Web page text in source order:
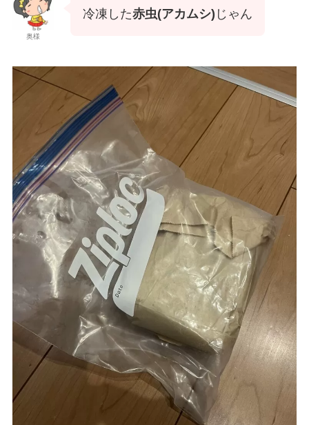
奥様
冷凍した赤虫(アカムシ) じゃん